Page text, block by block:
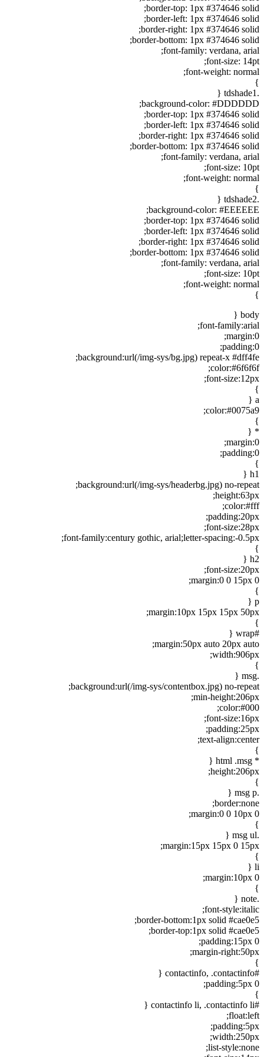
border-top: 1px #374646 solid;
border-left: 1px #374646 solid;
border-right: 1px #374646 solid;
border-bottom: 1px #374646 solid;
font-family: verdana, arial;
font-size: 14pt;
font-weight: normal;
}
.tdshade1 {
background-color: #DDDDDD;
border-top: 1px #374646 solid;
border-left: 1px #374646 solid;
border-right: 1px #374646 solid;
border-bottom: 1px #374646 solid;
font-family: verdana, arial;
font-size: 10pt;
font-weight: normal;
}
.tdshade2 {
background-color: #EEEEEE;
border-top: 1px #374646 solid;
border-left: 1px #374646 solid;
border-right: 1px #374646 solid;
border-bottom: 1px #374646 solid;
font-family: verdana, arial;
font-size: 10pt;
font-weight: normal;
}
body {
font-family:arial;
margin:0;
padding:0;
background:url(/img-sys/bg.jpg) repeat-x #dff4fe;
color:#6f6f6f;
font-size:12px;
}
a {
color:#0075a9;
}
* {
margin:0;
padding:0;
}
h1 {
background:url(/img-sys/headerbg.jpg) no-repeat;
height:63px;
color:#fff;
padding:20px;
font-size:28px;
font-family:century gothic, arial;letter-spacing:-0.5px;
}
h2 {
font-size:20px;
margin:0 0 15px 0;
}
p {
margin:10px 15px 15px 50px;
}
#wrap {
margin:50px auto 20px auto;
width:906px;
}
.msg {
background:url(/img-sys/contentbox.jpg) no-repeat;
min-height:206px;
color:#000;
font-size:16px;
padding:25px;
text-align:center;
}
* html .msg {
height:206px;
}
.msg p {
border:none;
margin:0 0 10px 0;
}
.msg ul {
margin:15px 15px 0 15px;
}
li {
margin:10px 0;
}
.note {
font-style:italic;
border-bottom:1px solid #cae0e5;
border-top:1px solid #cae0e5;
padding:15px 0;
margin-right:50px;
}
#contactinfo, .contactinfo {
padding:5px 0;
}
#contactinfo li, .contactinfo li {
float:left;
padding:5px;
width:250px;
list-style:none;